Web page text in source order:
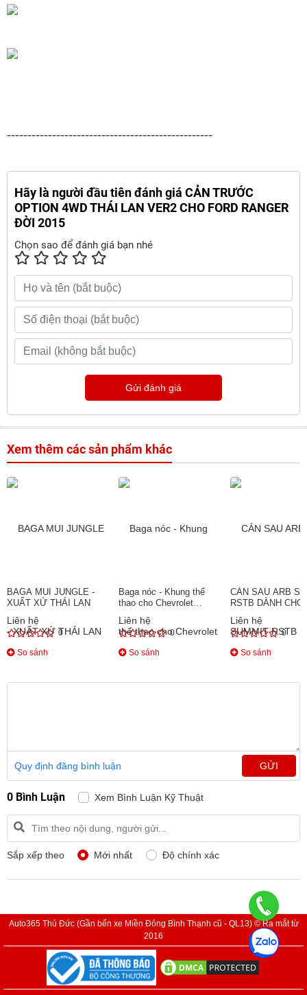
--------------------------------------------------
Hãy là người đầu tiên đánh giá CẢN TRƯỚC
OPTION 4WD THÁI LAN VER2 CHO FORD RANGER
ĐỜI 2015
Chọn sao để đánh giá bạn nhé
Gửi đánh giá
Xem thêm các sản phẩm khác
BAGA MUI JUNGLE -
XUẤT XỨ THÁI LAN
Liên hệ
0
So sánh
Baga nóc - Khung thể
thao cho Chevrolet
Liên hệ
0
So sánh
CẢN SAU ARB
RSTB DÀNH CHO
Liên hệ
0
So sánh
Quy định đăng bình luận GỬI
0 Bình Luận Xem Bình Luận Kỹ Thuật
Sắp xếp theo Mới nhất Độ chính xác
Auto365 Thủ Đức (Gần bến xe Miền Đông Bình Thạnh cũ - QL13) © Ra mắt từ
2016